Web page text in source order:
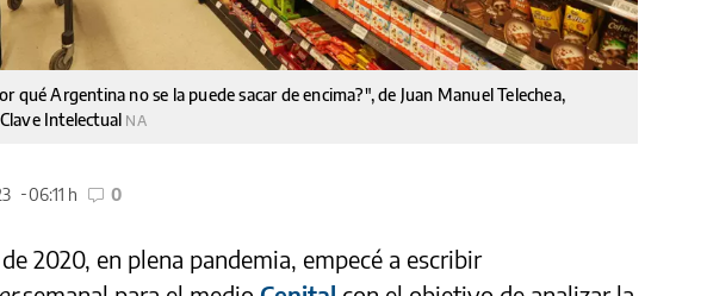
qué Argentina no se la puede sacar de encima?", de Juan Manuel Telechea,
Intelectual NA
06:11 h 0
2020, en plena pandemia, empecé a escribir